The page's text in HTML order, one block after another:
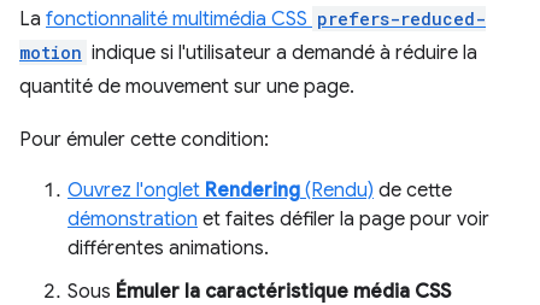
La fonctionnalité multimédia CSS prefers-reduced-
motion indique si l'utilisateur a demandé à réduire la
quantité de mouvement sur une page.
Pour émuler cette condition:
Ouvrez l'onglet Rendering (Rendu) de cette
démonstration et faites défiler la page pour voir
différentes animations.
Sous Émuler la caractéristique média CSS